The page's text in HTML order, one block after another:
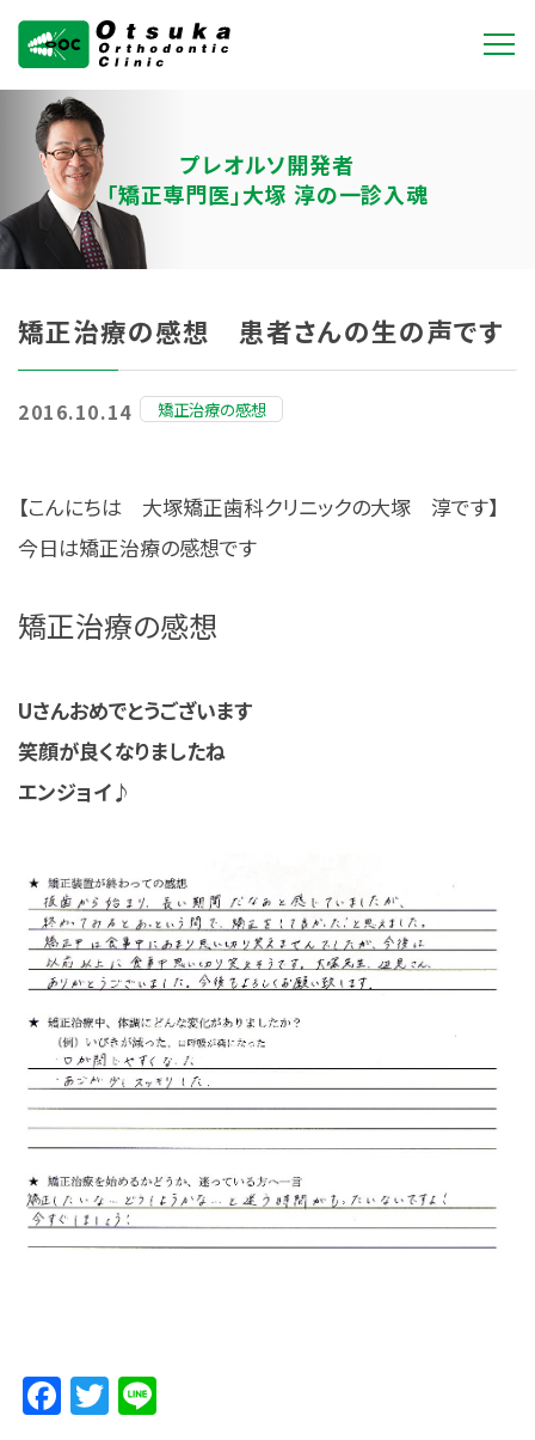
大塚矯正歯科クリニ
ック
プレオルソ開発者
「矯正専門医」大塚 淳の一診入魂
矯正治療の感想 患者さんの生の声です
2016.10.14 矯正治療の感想
【こんにちは 大塚矯正歯科クリニックの大塚 淳です】
今日は矯正治療の感想です
矯正治療の感想
Uさんおめでとうございます
笑顔が良くなりましたね
エンジョイ♪
Facebook
Twitter